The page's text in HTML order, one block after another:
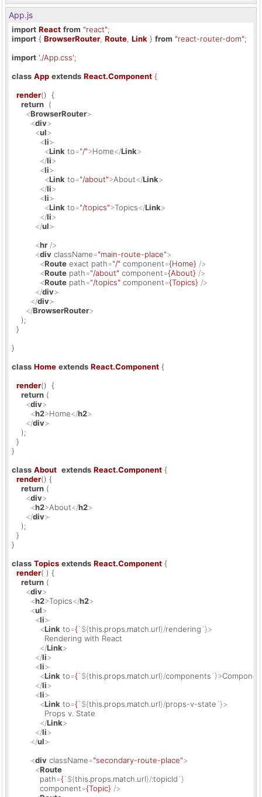
App.js
import React from "react"
import { BrowserRouter, Route, Link } from "react-router-dom";
import './App.css';
class App extends React.Component {
render()  {
return
  (
<BrowserRouter>
<div>
<ul>
<li>
<Link to="/">Home</Link>
</li>
<li>
<Link to="/about">About</Link>
</li>
<li>
<Link to="/topics">Topics</Link>
</li>
</ul>
<hr />
<div className="main-route-place">
<Route exact path="/" component={Home} />
<Route path="/about" component={About} />
<Route path="/topics" component={Topics} />
</div>
</div>
</BrowserRouter>
    );
  }
}
class Home extends React.Component {
render()  {
return (
<div>
<h2>Home</h2>
</div>
    );
  }
}
class About extends React.Component {
render() {
return (
<div>
<h2>About</h2>
</div>
    );
  }
}
class Topics extends React.Component {
render( ) {
return (
<div>
<h2>Topics</h2>
<ul>
<li>
<Link to={`${this.props.match.url}/rendering`}>
              Rendering with React
</Link>
</li>
<li>
<Link to={`${this.props.match.url}/components`}>
</li>
<li>
<Link to={`${this.props.match.url}/props-v-state`}>
              Props v. State
</Link>
</li>
</ul>
<div className="secondary-route-place">
<Route
path={`${this.props.match.url}/:topicId`}
component={Topic} />